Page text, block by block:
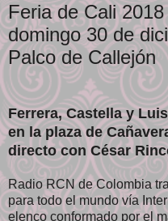
Feria de Cali
domingo 30 de
Palco de Callejón
Ferrera, Castella y
en la plaza de
directo con César
Radio RCN de Colombia
para todo el mundo vía
elenco conformado por el